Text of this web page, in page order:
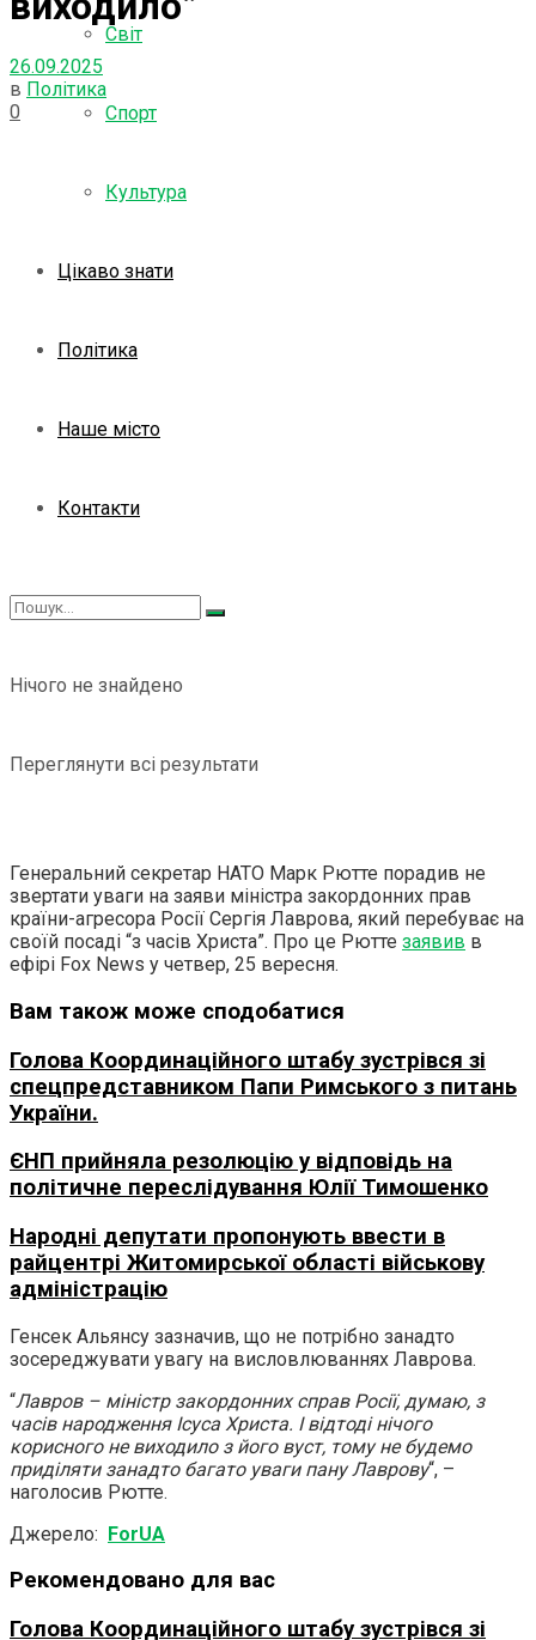
Світ
Спорт
Культура
Цікаво знати
Політика
Наше місто
Контакти
Нічого не знайдено
Переглянути всі результати
26.09.2025
в Політика
0
Генеральний секретар НАТО Марк Рютте порадив не
звертати уваги на заяви міністра закордонних прав
країни-агресора Росії Сергія Лаврова, який перебуває на
своїй посаді “з часів Христа”. Про це Рютте заявив в
ефірі Fox News у четвер, 25 вересня.
Вам також може сподобатися
Голова Координаційного штабу зустрівся зі
спецпредставником Папи Римського з питань
України.
ЄНП прийняла резолюцію у відповідь на
політичне переслідування Юлії Тимошенко
Народні депутати пропонують ввести в
райцентрі Житомирської області військову
адміністрацію
Генсек Альянсу зазначив, що не потрібно занадто
зосереджувати увагу на висловлюваннях Лаврова.
“Лавров – міністр закордонних справ Росії, думаю, з
часів народження Ісуса Христа. І відтоді нічого
корисного не виходило з його вуст, тому не будемо
приділяти занадто багато уваги пану Лаврову“, –
наголосив Рютте.
Джерело: ForUA
Рекомендовано для вас
Голова Координаційного штабу зустрівся зі